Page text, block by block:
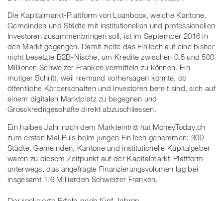
Die Kapitalmarkt-Plattform von Loanboox, welche Kantone,
Gemeinden und Städte mit institutionellen und professionellen
Investoren zusammenbringen soll, ist im September 2016 in
den Markt gegangen. Damit zielte das FinTech auf eine bisher
nicht besetzte B2B-Nische, um Kredite zwischen 0.5 und 500
Millionen Schweizer Franken vermitteln zu können. Ein
mutiger Schritt, weil niemand vorhersagen konnte, ob
öffentliche Körperschaften und Investoren bereit sind, sich auf
einem digitalen Marktplatz zu begegnen und
Grosskreditgeschäfte direkt abzuschliessen.
Ein halbes Jahr nach dem Markteintritt hat MoneyToday.ch
zum ersten Mal Puls beim jungen FinTech genommen: 300
Städte, Gemeinden, Kantone und institutionelle Kapitalgeber
waren zu diesem Zeitpunkt auf der Kapitalmarkt-Plattform
unterwegs, das angefragte Finanzierungsvolumen lag bei
insgesamt 1.6 Milliarden Schweizer Franken.